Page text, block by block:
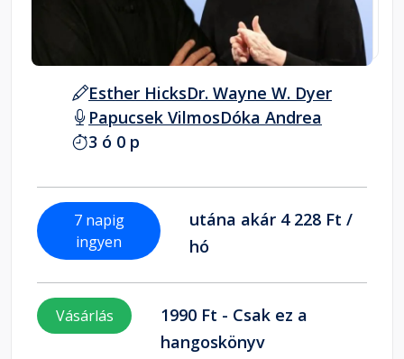
Esther HicksDr. Wayne W. Dyer
Papucsek VilmosDóka Andrea
3 ó 0 p
7 napig
ingyen
utána akár 4 228 Ft /
hó
Vásárlás
1990 Ft - Csak ez a
hangoskönyv